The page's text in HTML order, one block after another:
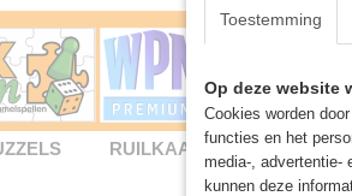
RUILKAARTEN
Toestemming
Op deze website
Cookies worden
functies en het
media-, advertentie-
kunnen deze